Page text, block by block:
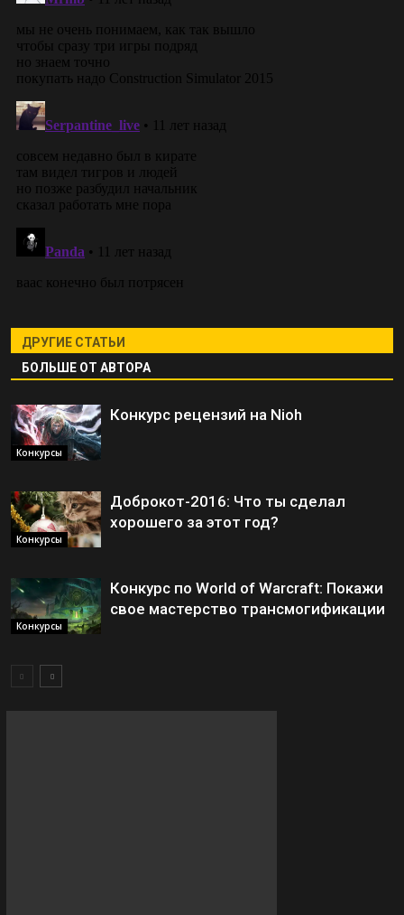
ДРУГИЕ СТАТЬИ
БОЛЬШЕ ОТ АВТОРА
Конкурсы
Конкурс рецензий на Nioh
Конкурсы
Доброкот-2016: Что ты сделал
хорошего за этот год?
Конкурсы
Конкурс по World of Warcraft: Покажи
свое мастерство трансмогификации